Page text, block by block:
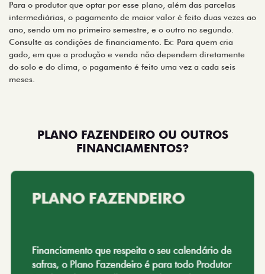
Para o produtor que optar por esse plano, além das parcelas
intermediárias, o pagamento de maior valor é feito duas vezes ao
ano, sendo um no primeiro semestre, e o outro no segundo.
Consulte as condições de financiamento. Ex: Para quem cria
gado, em que a produção e venda não dependem diretamente
do solo e do clima, o pagamento é feito uma vez a cada seis
meses.
PLANO FAZENDEIRO OU OUTROS
FINANCIAMENTOS?